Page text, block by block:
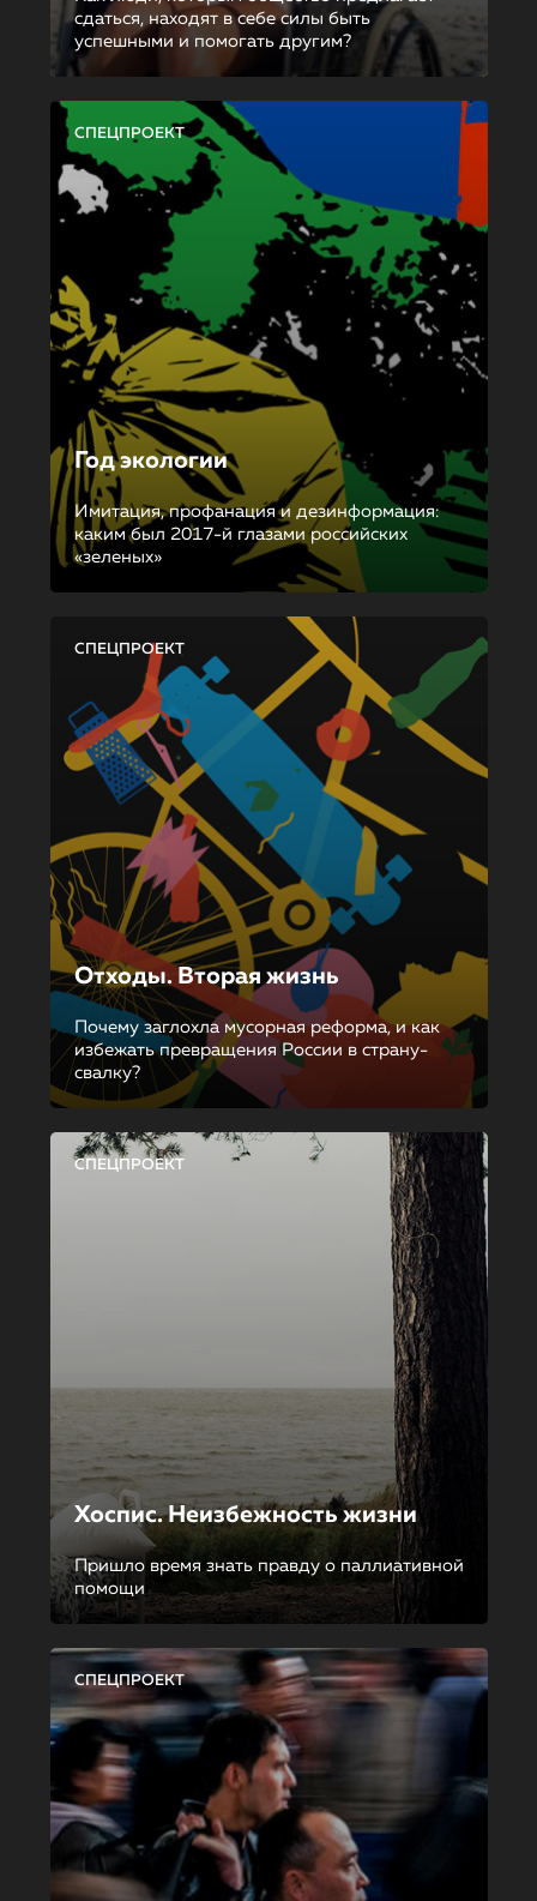
сдаться, находят в себе силы быть
успешными и помогать другим?
СПЕЦПРОЕКТ
Год экологии
Имитация, профанация и дезинформация:
каким был 2017-й глазами российских
«зеленых»
СПЕЦПРОЕКТ
Отходы. Вторая жизнь
Почему заглохла мусорная реформа, и как
избежать превращения России в страну-
свалку?
СПЕЦПРОЕКТ
Хоспис. Неизбежность жизни
Пришло время знать правду о паллиативной
помощи
СПЕЦПРОЕКТ